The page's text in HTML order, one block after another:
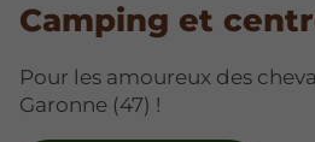
Camping et
Pour les amoureux des
Garonne (47) !